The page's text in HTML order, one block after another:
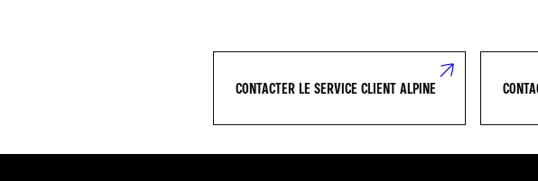
CONTACTER LE SERVICE CLIENT ALPINE